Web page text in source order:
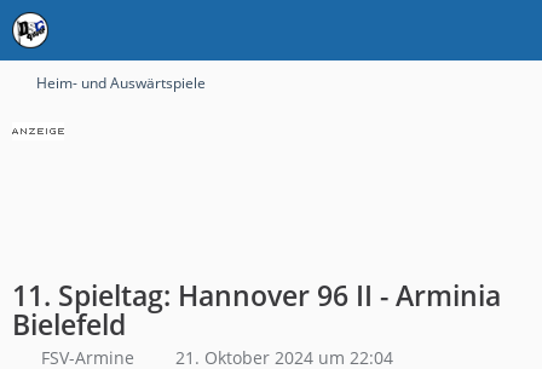
Heim- und Auswärtspiele
11. Spieltag: Hannover 96 II - Arminia
Bielefeld
FSV-Armine 21. Oktober 2024 um 22:04